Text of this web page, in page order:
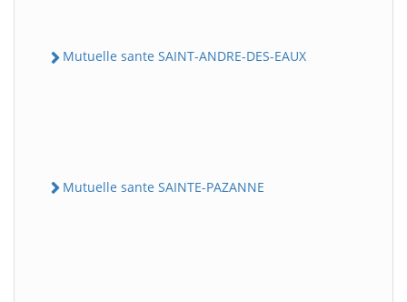
Mutuelle sante SAINT-ANDRE-DES-EAUX
Mutuelle sante SAINTE-PAZANNE